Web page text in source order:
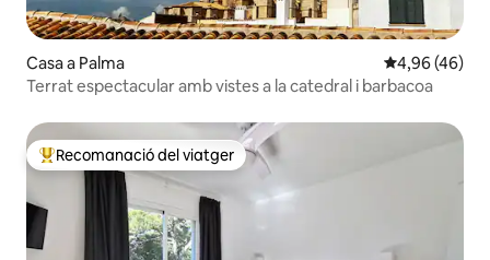
Casa a Palma 4,96 de
4,96 (46)
Terrat espectacular amb vistes a la catedral i barbacoa
Principals recomanacions dels viatgers
Recomanació del viatger